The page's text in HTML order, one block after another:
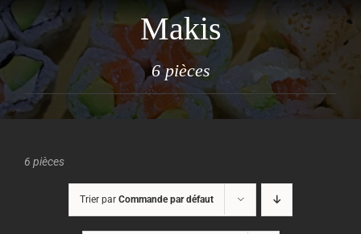
Le Restaurant
La Carte
Livraison
Mon Compte
Makis
6 pièces
6 pièces
Trier par Commande par défaut